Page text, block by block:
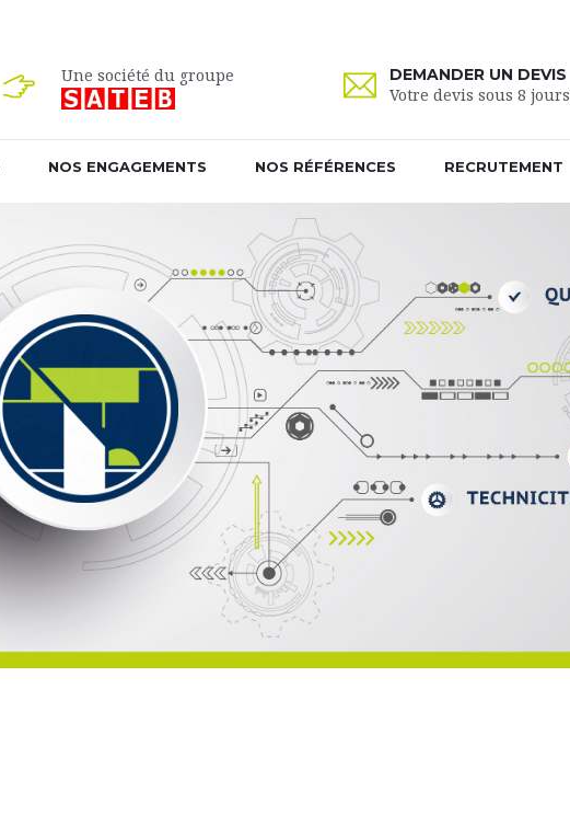
DEMANDER UN DEVIS
Votre devis sous 8 jours
Une société du groupe
NOS ENGAGEMENTS NOS RÉFÉRENCES RECRUTEMENT